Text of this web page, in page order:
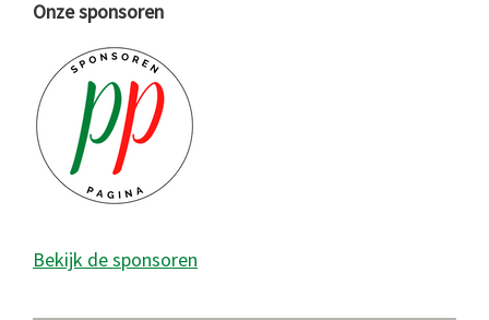
Onze sponsoren
Bekijk de sponsoren